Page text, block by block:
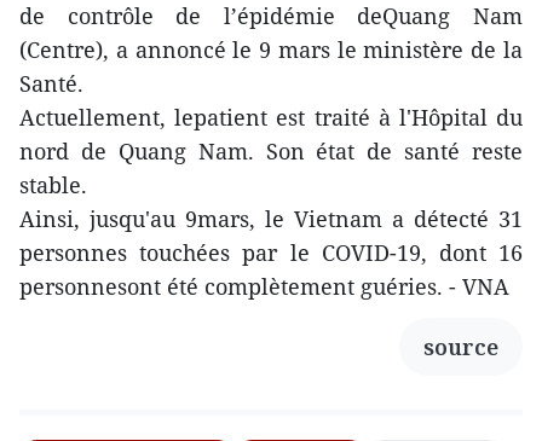
de contrôle de l’épidémie deQuang Nam
(Centre), a annoncé le 9 mars le ministère de la
Santé.
Actuellement, lepatient est traité à l'Hôpital du
nord de Quang Nam. Son état de santé reste
stable.
Ainsi, jusqu'au 9mars, le Vietnam a détecté 31
personnes touchées par le COVID-19, dont 16
personnesont été complètement guéries. - VNA
source